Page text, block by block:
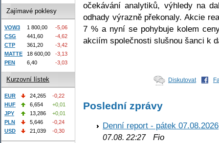
očekávání analytiků, výhledy na
odhady výrazně překonaly. Akcie
7 % a nyní se pohybuje kolem
akciím společnosti slušnou šanci k
Diskutovat
Poslední zprávy
Denní report - pátek 07.08.2026
07.08. 22:27Fio
Zajímavé poklesy
VOW3 1 800,00
-5,06
CSG
441,60
-4,62
CTP
361,20
-3,42
MATTE
18 600,00
-3,13
PEN
6,40 -3,03
Kurzovní lístek
EUR 24,265
-0,22
HUF
6,654
+0,01
JPY
13,286
+0,01
PLN
5,646
-0,24
USD
21,039 -0,30